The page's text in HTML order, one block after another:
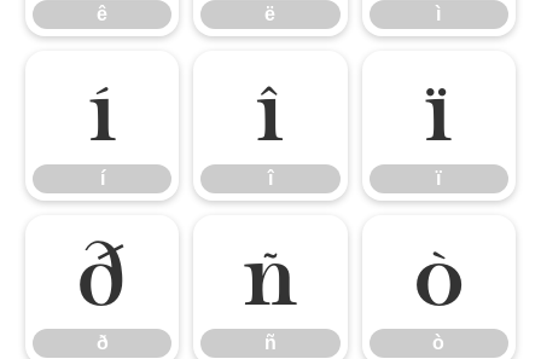
ê ë ì
í
í
î
î
ï
ï
ð
ð
ñ
ñ
ò
ò